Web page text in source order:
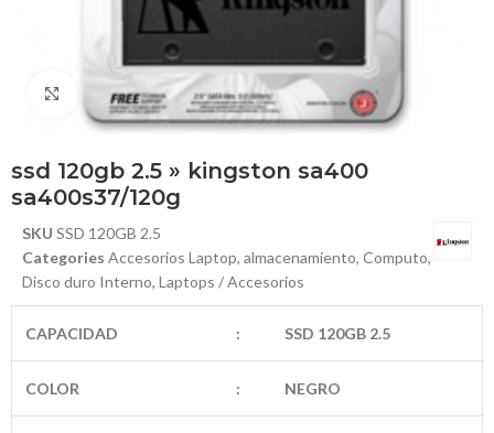
Haga Click para agrandar
ssd 120gb 2.5 » kingston sa400
sa400s37/120g
SKU SSD 120GB 2.5
Categories Accesorios Laptop, almacenamiento, Computo,
Disco duro Interno, Laptops / Accesorios
CAPACIDAD : SSD 120GB 2.5
COLOR : NEGRO